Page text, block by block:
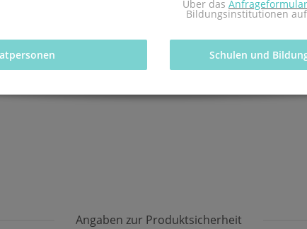
Angaben zur Produktsicherheit
Über das Anfrageformular
Bildungsinstitutionen
Schulen und